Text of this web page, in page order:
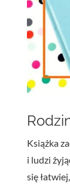
Książka
i ludzi
się